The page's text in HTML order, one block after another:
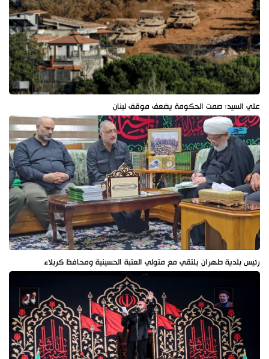
علي السيد: صمت الحكومة يضعف موقف لبنان
رئيس بلدية طهران يلتقي مع متولي العتبة الحسينية ومحافظ كربلاء